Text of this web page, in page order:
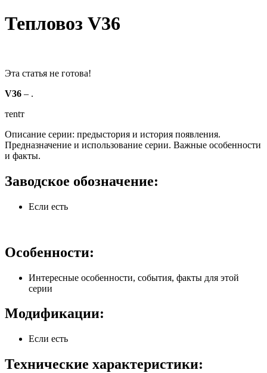
Тепловоз V36
Эта статья не готова!
V36 – .
теntт
Описание серии: предыстория и история появления.
Предназначение и использование серии. Важные особенности
и факты.
Заводское обозначение:
Если есть
Особенности:
Интересные особенности, события, факты для этой
серии
Модификации:
Если есть
Технические характеристики: